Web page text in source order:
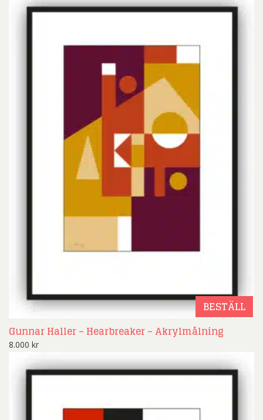
BESTÄLL
Gunnar Haller – Hearbreaker – Akrylmålning
8.000 kr